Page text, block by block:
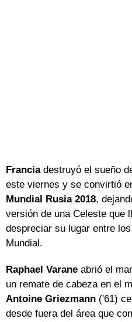
Franciadestruyó el sueño
este viernes y se convirtió
Mundial Rusia 2018,
versión de una Celeste que
despreciar su lugar entre
Mundial.
Raphael Varane abrió el
un remate de cabeza en el
Antoine Griezmann ('61)
desde fuera del área que